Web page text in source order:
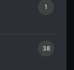
1
38